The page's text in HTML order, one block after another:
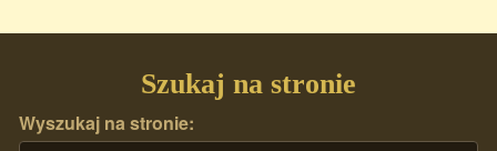
Szukaj na stronie
Wyszukaj na stronie: